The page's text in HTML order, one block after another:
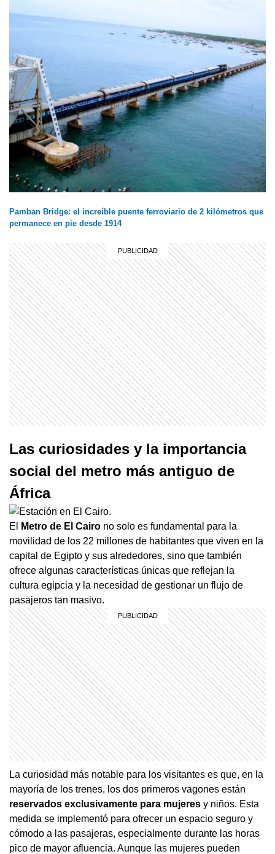
Pamban Bridge: el increíble puente ferroviario de 2 kilómetros que
permanece en pie desde 1914
Las curiosidades y la importancia
social del metro más antiguo de
África
El Metro de El Cairo no solo es fundamental para la
movilidad de los 22 millones de habitantes que viven en la
capital de Egipto y sus alrededores, sino que también
ofrece algunas características únicas que reflejan la
cultura egipcia y la necesidad de gestionar un flujo de
pasajeros tan masivo.
La curiosidad más notable para los visitantes es que, en la
mayoría de los trenes, los dos primeros vagones están
reservados exclusivamente para mujeres y niños. Esta
medida se implementó para ofrecer un espacio seguro y
cómodo a las pasajeras, especialmente durante las horas
pico de mayor afluencia. Aunque las mujeres pueden